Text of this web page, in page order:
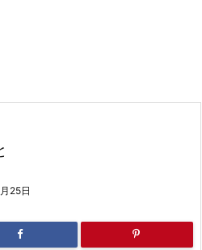
25日